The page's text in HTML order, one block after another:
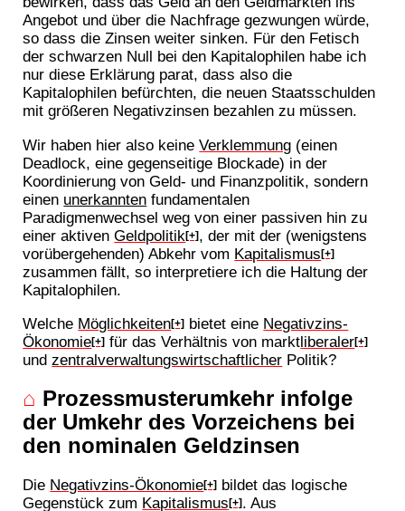
Angebot und über die Nachfrage gezwungen würde,
so dass die Zinsen weiter sinken. Für den Fetisch
der schwarzen Null bei den Kapitalophilen habe ich
nur diese Erklärung parat, dass also die
Kapitalophilen befürchten, die neuen Staatsschulden
mit größeren Negativzinsen bezahlen zu müssen.
Wir haben hier also keineVerklemmung (einen
Deadlock, eine gegenseitige Blockade) in der
Koordinierung von Geld- und Finanzpolitik, sondern
einen unerkannten fundamentalen
Paradigmenwechsel weg von einer passiven hin zu
einer aktivenGeldpolitik[+], der mit der (wenigstens
vorübergehenden) Abkehr vom Kapitalismus[+]
zusammen fällt, so interpretiere ich die Haltung der
Kapitalophilen.
Welche Möglichkeiten[+] bietet eine Negativzins-
Ökonomie[+] für das Verhältnis von marktliberaler[+]
undzentralverwaltungswirtschaftlicher Politik?
⌂ Prozessmusterumkehr infolge
der Umkehr des Vorzeichens bei
den nominalen Geldzinsen
Die Negativzins-Ökonomie[+] bildet das logische
Gegenstück zum Kapitalismus[+] . Aus